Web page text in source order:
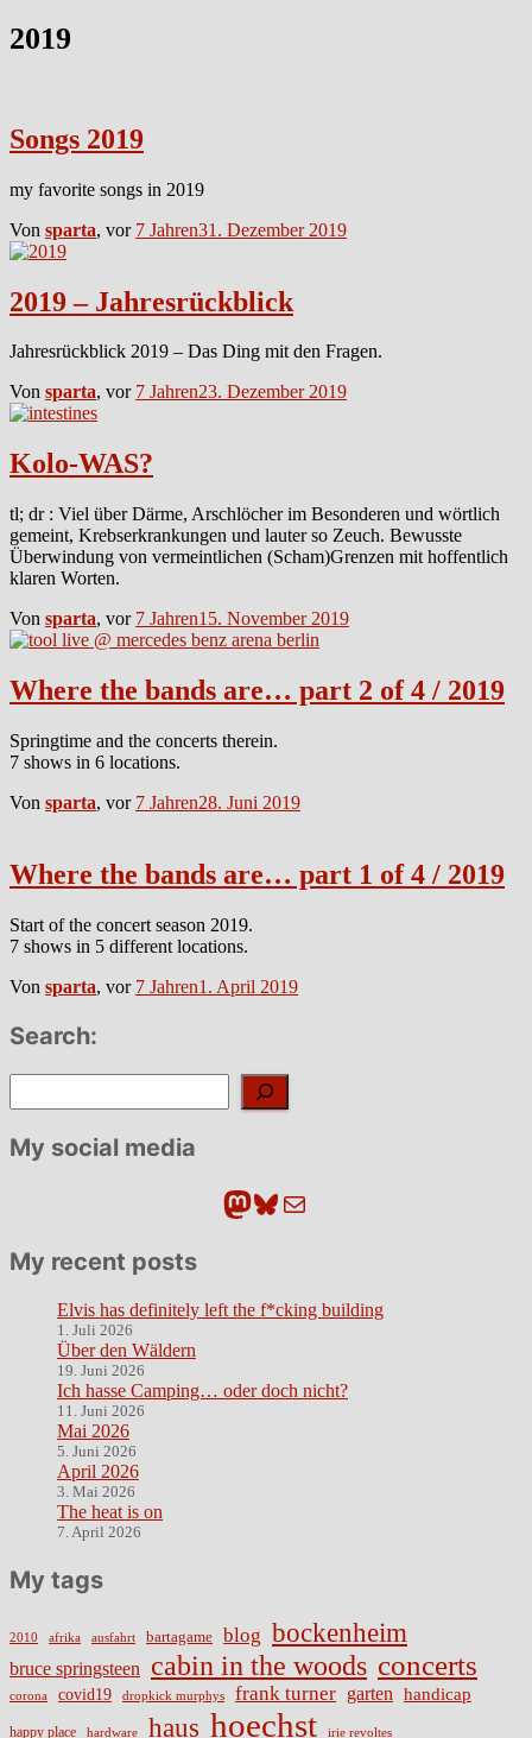
2019
Songs 2019
my favorite songs in 2019
Von sparta, vor 7 Jahren31. Dezember 2019
2019 – Jahresrückblick
Jahresrückblick 2019 – Das Ding mit den Fragen.
Von sparta, vor 7 Jahren23. Dezember 2019
Kolo-WAS?
tl; dr : Viel über Därme, Arschlöcher im Besonderen und wörtlich
gemeint, Krebserkrankungen und lauter so Zeuch. Bewusste
Überwindung von vermeintlichen (Scham)Grenzen mit hoffentlich
klaren Worten.
Von sparta, vor 7 Jahren15. November 2019
Where the bands are… part 2 of 4 / 2019
Springtime and the concerts therein.
7 shows in 6 locations.
Von sparta, vor 7 Jahren28. Juni 2019
Where the bands are… part 1 of 4 / 2019
Start of the concert season 2019.
7 shows in 5 different locations.
Von sparta, vor 7 Jahren1. April 2019
Search:
My social media
Mastodon
Bluesky
E-Mail
My recent posts
Elvis has definitely left the f*cking building
1. Juli 2026
Über den Wäldern
19. Juni 2026
Ich hasse Camping… oder doch nicht?
11. Juni 2026
Mai 2026
5. Juni 2026
April 2026
3. Mai 2026
The heat is on
7. April 2026
My tags
2010 afrika ausfahrt bartagame blog bockenheim
bruce springsteen cabin in the woods concerts
corona covid19 dropkick murphys frank turner garten handicap
happy place hardware haus hoechst irie revoltes